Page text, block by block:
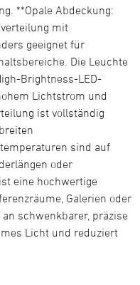
**Opale Abdeckung:
mit
geeignet für
Die Leuchte
Brightness-LED-
Lichtstrom und
ist vollständig
sind auf
oder
eine hochwertige
Galerien oder
schwenkbarer, präzise
Licht und reduziert